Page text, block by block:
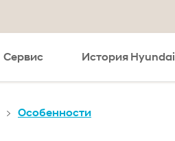
Cервис История Hyundai
Особенности